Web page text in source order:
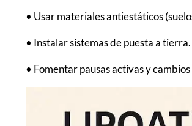
• Usar materiales antiestáticos
• Instalar sistemas de puesta a tierra.
• Fomentar pausas activas y